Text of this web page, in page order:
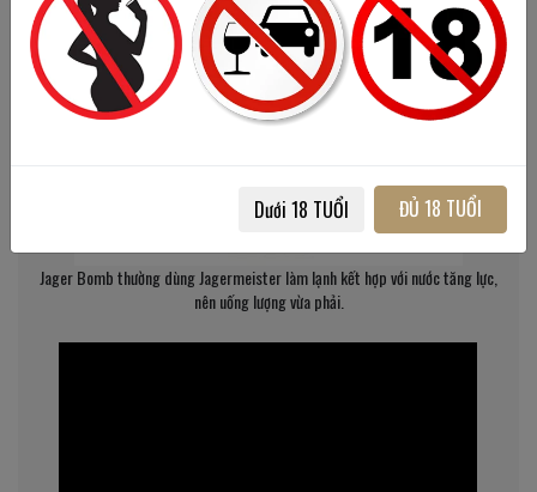
Jager Bomb thường dùng Jagermeister làm lạnh kết hợp với nước tăng lực,
nên uống lượng vừa phải.
Dưới 18 TUỔI ĐỦ 18 TUỔI